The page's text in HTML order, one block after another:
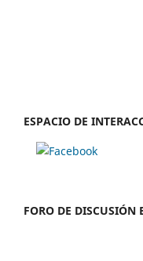
ESPACIO DE
FORO DE DISCUSIÓN